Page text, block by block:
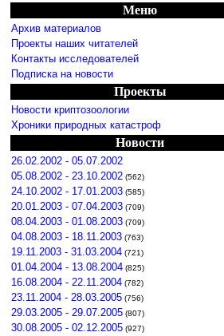
Меню
Архив материалов
Проекты наших читателей
Контакты исследователей
Подписка на новости
Проекты
Новости криптозоологии
Хроники природных катастроф
Новости
26.02.2002 - 05.07.2002
05.08.2002 - 23.10.2002 (562)
24.10.2002 - 17.01.2003 (585)
20.01.2003 - 07.04.2003 (709)
08.04.2003 - 01.08.2003 (709)
04.08.2003 - 18.11.2003 (763)
19.11.2003 - 31.03.2004 (721)
01.04.2004 - 13.08.2004 (825)
16.08.2004 - 22.11.2004 (782)
23.11.2004 - 28.03.2005 (756)
29.03.2005 - 29.07.2005 (807)
30.08.2005 - 02.12.2005 (927)